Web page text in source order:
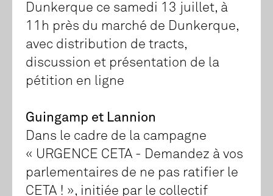
Dunkerque ce samedi 13 juillet, à
11h près du marché de Dunkerque,
avec distribution de tracts,
discussion et présentation de la
pétition en ligne
Guingamp et Lannion
Dans le cadre de la campagne
« URGENCE CETA - Demandez à vos
parlementaires de ne pas ratifier le
CETA ! », initiée par le collectif